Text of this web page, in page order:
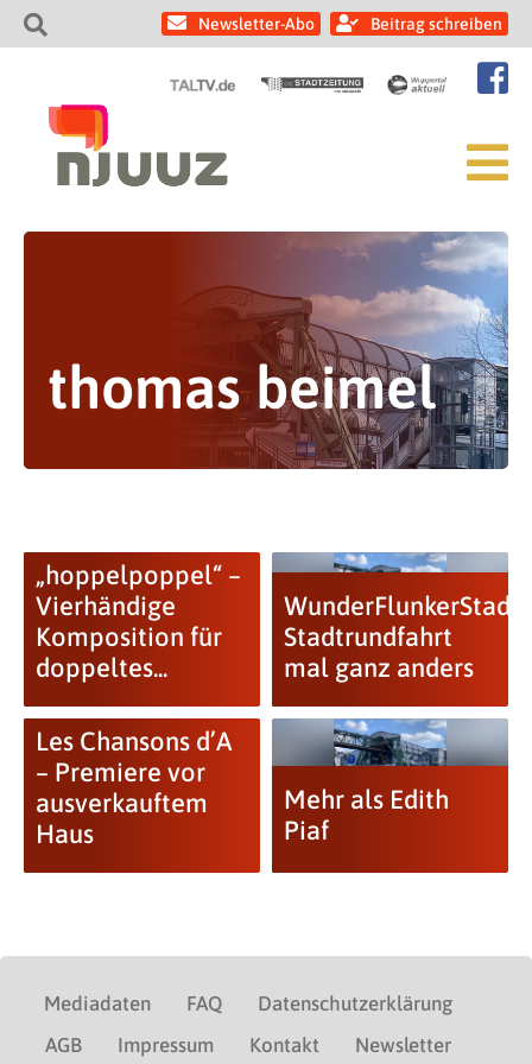
Newsletter-Abo Beitrag schreiben
thomas beimel
„hoppelpoppel“ –
Vierhändige
Komposition für
doppeltes...
Stadtrundfahrt
mal ganz anders
Les Chansons d’A
– Premiere vor
ausverkauftem
Haus
Mehr als Edith
Piaf
Mediadaten FAQ
Datenschutzerklärung
AGB
Impressum Kontakt Newsletter